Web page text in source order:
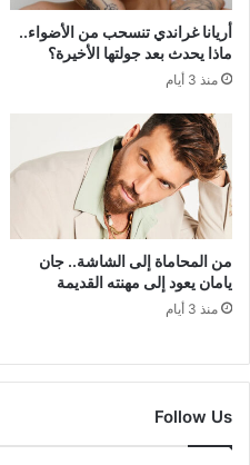
أريانا غراندي تنسحب من الأضواء..
ماذا يحدث بعد جولتها الأخيرة؟
منذ 3 أيام
من المحاماة إلى الشاشة.. جان
يامان يعود إلى مهنته القديمة
منذ 3 أيام
Follow Us